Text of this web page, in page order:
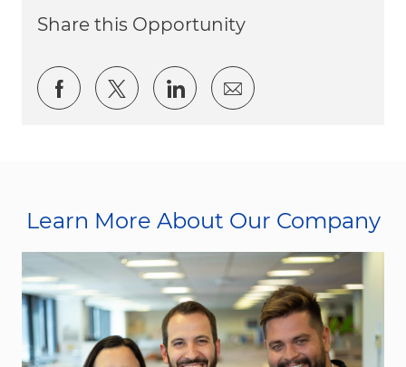
Share this Opportunity
Share via Facebook
Share via twitter
Share via LinkedIn
Share via email
Learn More About Our Company